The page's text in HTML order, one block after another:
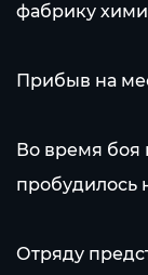
фабрику
Прибыв на
Во время боя
пробудилось
Отряду